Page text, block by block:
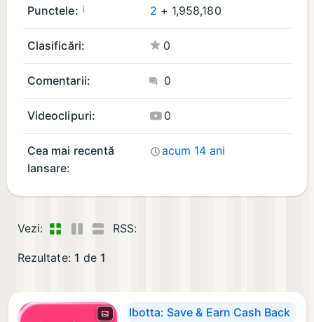
Clasificări: 0
Comentarii: 0
Punctele: ¡ 2 + 1,958,180
Videoclipuri: 0
Cea mai recentă
lansare:
acum 14 ani
Vezi: RSS:
Rezultate: 1 de 1
Ibotta: Save & Earn Cash Back